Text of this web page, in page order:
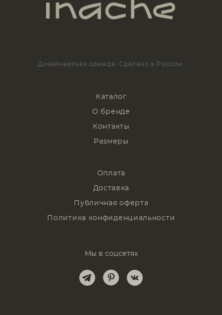
Дизайнерская одежда. Сделано в России.
Каталог
О бренде
Контакты
Размеры
Оплата
Доставка
Публичная оферта
Политика конфиденциальности
Мы в соцсетях